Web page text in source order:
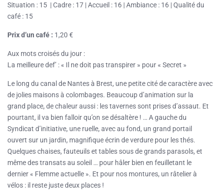
Situation : 15 | Cadre : 17 | Accueil : 16 | Ambiance : 16 | Qualité du
café : 15
Prix d’un café : 1,20 €
Aux mots croisés du jour :
La meilleure def’ : « Il ne doit pas transpirer » pour « Secret »
Le long du canal de Nantes à Brest, une petite cité de caractère avec
de jolies maisons à colombages. Beaucoup d’animation sur la
grand place, de chaleur aussi : les tavernes sont prises d’assaut. Et
pourtant, il va bien falloir qu’on se désaltère ! … A gauche du
Syndicat d’initiative, une ruelle, avec au fond, un grand portail
ouvert sur un jardin, magnifique écrin de verdure pour les thés.
Quelques chaises, fauteuils et tables sous de grands parasols, et
même des transats au soleil … pour hâler bien en feuilletant le
dernier « Flemme actuelle ». Et pour nos montures, un râtelier à
vélos : il reste juste deux places !